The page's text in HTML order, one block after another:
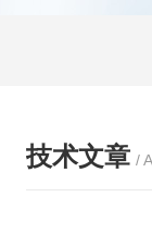
技术文章 /